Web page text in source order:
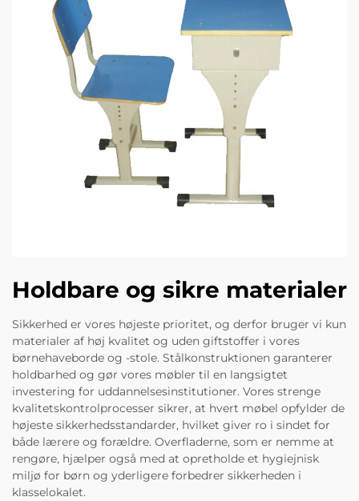
Holdbare og sikre materialer
Sikkerhed er vores højeste prioritet, og derfor bruger vi kun
materialer af høj kvalitet og uden giftstoffer i vores
børnehaveborde og -stole. Stålkonstruktionen garanterer
holdbarhed og gør vores møbler til en langsigtet
investering for uddannelsesinstitutioner. Vores strenge
kvalitetskontrolprocesser sikrer, at hvert møbel opfylder de
højeste sikkerhedsstandarder, hvilket giver ro i sindet for
både lærere og forældre. Overfladerne, som er nemme at
rengøre, hjælper også med at opretholde et hygiejnisk
miljø for børn og yderligere forbedrer sikkerheden i
klasselokalet.